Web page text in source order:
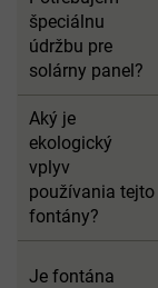
špeciálnu
údržbu pre
solárny panel?
Aký je
ekologický
vplyv
používania tejto
fontány?
Je fontána